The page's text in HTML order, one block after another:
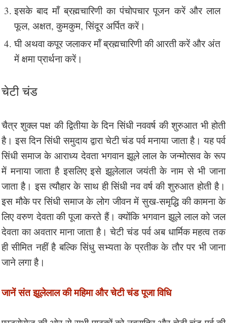
इसके बाद मॉं ब्रह्मचारिणी का पंचोपचार पूजन करें और लाल
फूल, अक्षत, कुमकुम, सिंदूर अर्पित करें।
घी अथवा कपूर जलाकर मॉं ब्रह्मचारिणी की आरती करें और अंत
में क्षमा प्रार्थना करें।
चेटी चंड
चैत्र शुक्ल पक्ष की द्वितीया के दिन सिंधी नववर्ष की शुरुआत भी होती
है। इस दिन सिंधी समुदाय द्वारा चेटी चंड पर्व मनाया जाता है। यह पर्व
सिंधी समाज के आराध्य देवता भगवान झूले लाल के जन्मोत्सव के रूप
में मनाया जाता है इसलिए इसे झूलेलाल जयंती के नाम से भी जाना
जाता है। इस त्यौहार के साथ ही सिंधी नव वर्ष की शुरुआत होती है।
इस मौके पर सिंधी समाज के लोग जीवन में सुख-समृद्धि की कामना के
लिए वरुण देवता की पूजा करते हैं। क्योंकि भगवान झूले लाल को जल
देवता का अवतार माना जाता है। चेटी चंड पर्व अब धार्मिक महत्व तक
ही सीमित नहीं है बल्कि सिंधु सभ्यता के प्रतीक के तौर पर भी जाना
जाने लगा है।
जानें संत झूलेलाल की महिमा और चेटी चंड पूजा विधि